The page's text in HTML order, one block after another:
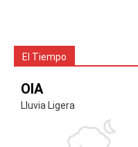
El Tiempo
OIA
Lluvia Ligera